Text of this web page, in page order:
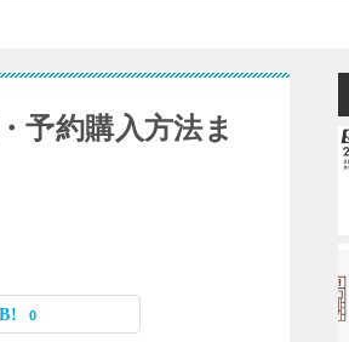
予約購入方法ま
0